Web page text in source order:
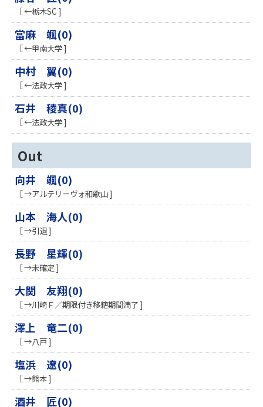
［ ←栃木SC ]
當麻 颯(0)
［ ←甲南大学 ]
中村 翼(0)
［ ←法政大学 ]
石井 稜真(0)
［ ←法政大学 ]
Out
向井 颯(0)
［ →アルテリーヴォ和歌山 ]
山本 海人(0)
［ →引退 ]
長野 星輝(0)
［ →未確定 ]
大関 友翔(0)
［ →川崎Ｆ／期限付き移籍期間満了 ]
澤上 竜二(0)
［ →八戸 ]
塩浜 遼(0)
［ →熊本 ]
酒井 匠(0)